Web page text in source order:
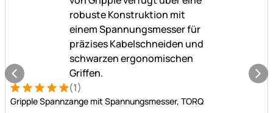
Bewertung: 5 von 5 (1 Bewertungen)
1 Bewertung (1)
Gripple Spannzange mit Spannungsmesser, TORQ